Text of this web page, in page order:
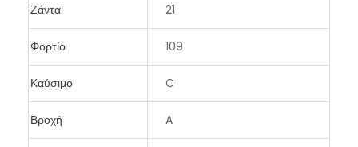
Ζάντα 21
Φορτίο 109
Καύσιμο C
Βροχή A